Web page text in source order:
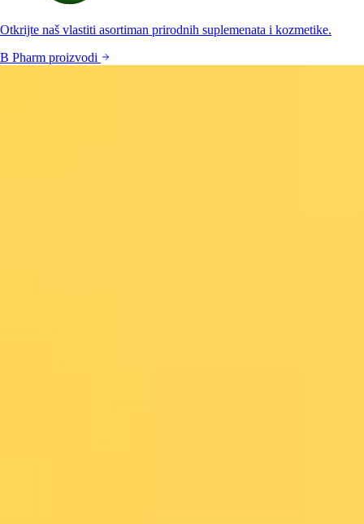
Otkrijte naš vlastiti asortiman prirodnih suplemenata i kozmetike.
B Pharm proizvodi